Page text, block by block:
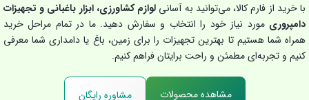
با خرید از فارم کالا، می‌توانید به آسانی لوازم کشاورزی، ابزار باغبانی و تجهیزات
دامپروری مورد نیاز خود را انتخاب و سفارش دهید. ما در تمام مراحل خرید
همراه شما هستیم تا بهترین تجهیزات را برای زمین، باغ یا دامداری شما معرفی
کنیم و تجربه‌ای مطمئن و راحت برایتان فراهم کنیم.
مشاهده محصولات مشاوره رایگان